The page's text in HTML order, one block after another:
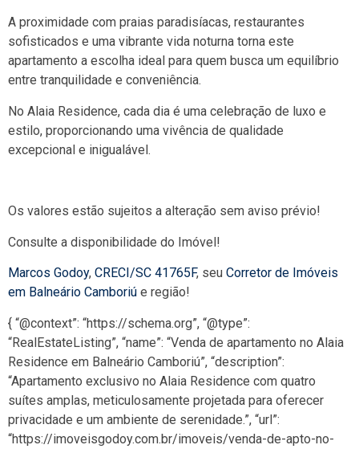
A proximidade com praias paradisíacas, restaurantes
sofisticados e uma vibrante vida noturna torna este
apartamento a escolha ideal para quem busca um equilíbrio
entre tranquilidade e conveniência.
No Alaia Residence, cada dia é uma celebração de luxo e
estilo, proporcionando uma vivência de qualidade
excepcional e inigualável.
Os valores estão sujeitos a alteração sem aviso prévio!
Consulte a disponibilidade do Imóvel!
Marcos Godoy, CRECI/SC 41765F, seu Corretor de Imóveis
em Balneário Camboriú e região!
{ “@context”: “https://schema.org”, “@type”:
“RealEstateListing”, “name”: “Venda de apartamento no Alaia
Residence em Balneário Camboriú”, “description”:
“Apartamento exclusivo no Alaia Residence com quatro
suítes amplas, meticulosamente projetada para oferecer
privacidade e um ambiente de serenidade.”, “url”:
“https://imoveisgodoy.com.br/imoveis/venda-de-apto-no-